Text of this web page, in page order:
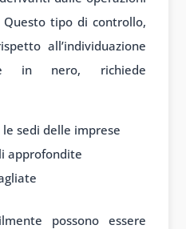
tipo di controllo,
all’individuazione
in nero, richiede
sedi delle imprese
approfondite
possono essere